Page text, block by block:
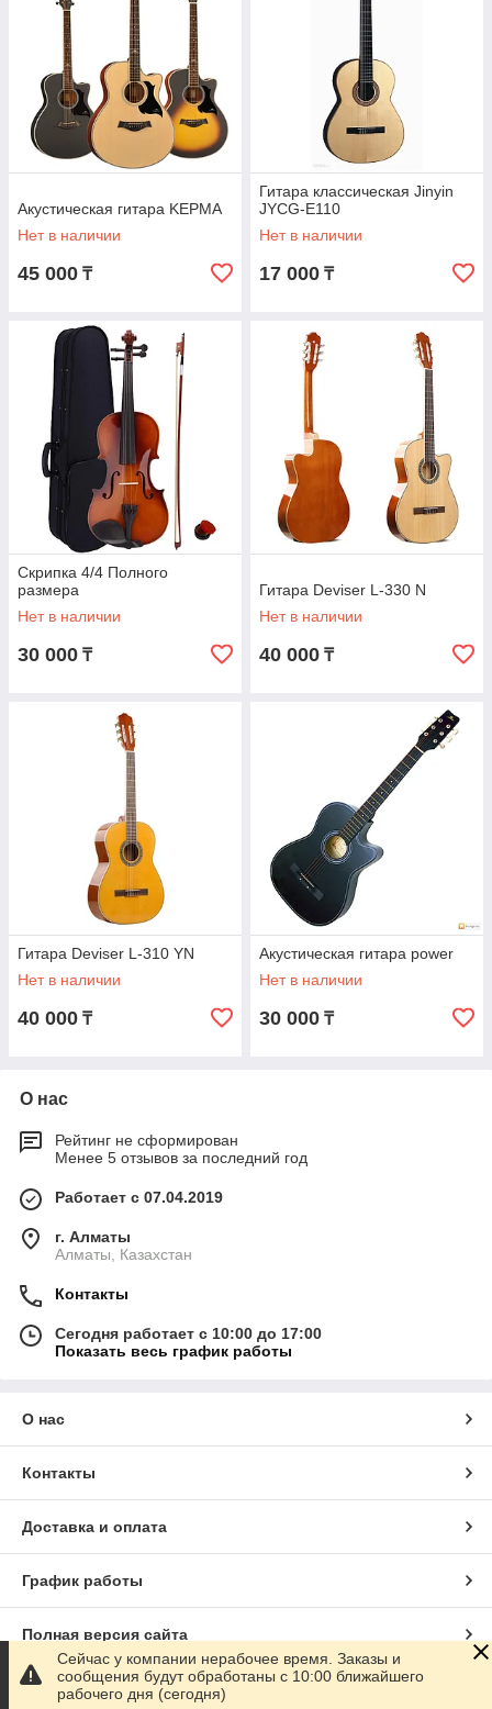
Акустическая гитара KEPMA
Нет в наличии
45 000 ₸
Гитара классическая Jinyin
JYCG-E110
Нет в наличии
17 000 ₸
Скрипка 4/4 Полного
размера
Нет в наличии
30 000 ₸
Гитара Deviser L-330 N
Нет в наличии
40 000 ₸
Гитара Deviser L-310 YN
Нет в наличии
40 000 ₸
Акустическая гитара power
Нет в наличии
30 000 ₸
О нас
Рейтинг не сформирован
Менее 5 отзывов за последний год
Работает с 07.04.2019
г. Алматы
Алматы, Казахстан
Контакты
Сегодня работает с 10:00 до 17:00
Показать весь график работы
О нас
Контакты
Доставка и оплата
График работы
Полная версия сайта
Сайт создан на маркетплейсе
Сейчас у компании нерабочее время. Заказы и
сообщения будут обработаны с 10:00 ближайшего
рабочего дня (сегодня)